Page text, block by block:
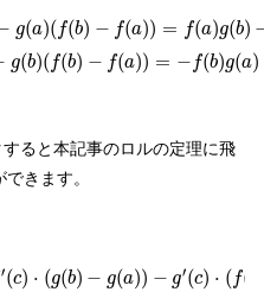
g(a)( f(b) − f(a)) = f(a)g(b)
(b )− f(a) (a g( f( ) (b)
g(b)( f(b) − f(a)) = − f(b)g(a)
f(b)−f( a −f b) +g( b f a
ると本記事のロルの定理に飛
きます。
′(c) ⋅ (g(b) − g(a)) − g′(c) ⋅ ( f(
=f ( ⋅ g( b ( )) c) ⋅( b )